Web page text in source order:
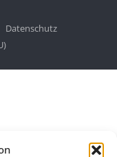
Datenschutz